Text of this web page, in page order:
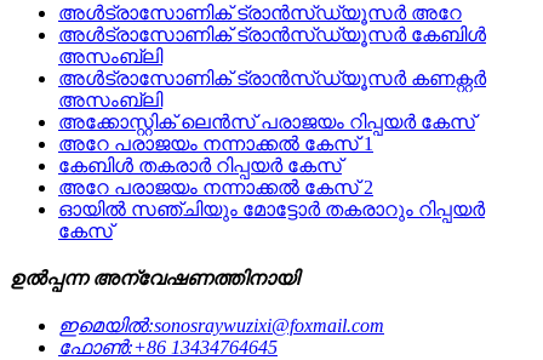
അൾട്രാസോണിക് ട്രാൻസ്ഡ്യൂസർ അറേ
അൾട്രാസോണിക് ട്രാൻസ്ഡ്യൂസർ കേബിൾ
അസംബ്ലി
അൾട്രാസോണിക് ട്രാൻസ്ഡ്യൂസർ കണക്റ്റർ
അസംബ്ലി
അക്കോസ്റ്റിക് ലെൻസ് പരാജയം റിപ്പയർ കേസ്
അറേ പരാജയം നന്നാക്കൽ കേസ് 1
കേബിൾ തകരാർ റിപ്പയർ കേസ്
അറേ പരാജയം നന്നാക്കൽ കേസ് 2
ഓയിൽ സഞ്ചിയും മോട്ടോർ തകരാറും റിപ്പയർ
കേസ്
ഉൽപ്പന്ന അന്വേഷണത്തിനായി
ഇമെയിൽ:sonosraywuzixi@foxmail.com
ഫോൺ:+86 13434764645